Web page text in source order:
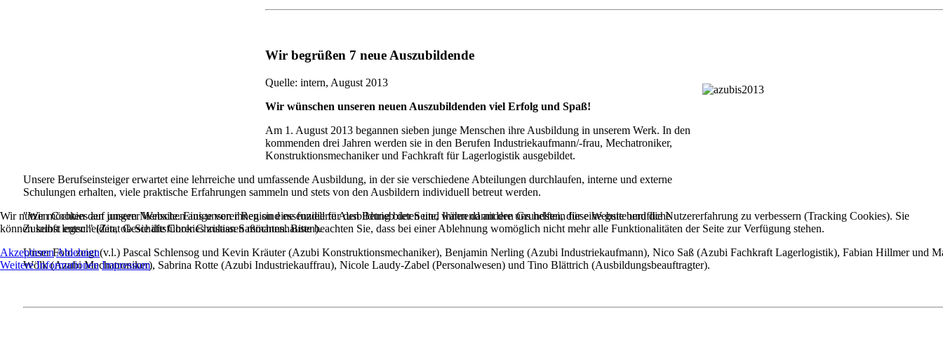
Wir begrüßen 7 neue Auszubildende
Quelle: intern, August 2013
Wir wünschen unseren neuen Auszubildenden viel Erfolg und Spaß!
Am 1. August 2013 begannen sieben junge Menschen ihre Ausbildung in unserem Werk. In den
kommenden drei Jahren werden sie in den Berufen Industriekaufmann/-frau, Mechatroniker,
Konstruktionsmechaniker und Fachkraft für Lagerlogistik ausgebildet.
Unsere Berufseinsteiger erwartet eine lehrreiche und umfassende Ausbildung, in der sie verschiedene Abteilungen durchlaufen, interne und externe
Schulungen erhalten, viele praktische Erfahrungen sammeln und stets von den Ausbildern individuell betreut werden.
"Wir möchten den jungen Menschen aus unserer Region eine fundierte Ausbildung bieten und Ihnen damit den Grundstein für eine gute berufliche
Zukunft legen." (Zitat Geschäftsführer Christian Saßmannshausen).
Unser Foto zeigt (v.l.) Pascal Schlensog und Kevin Kräuter (Azubi Konstruktionsmechaniker), Benjamin Nerling (Azubi Industriekaufmann), Nico Saß (Azubi Fachkraft Lagerlogistik), Fabian Hillmer und
Wölk (Azubi Mechatroniker), Sabrina Rotte (Azubi Industriekauffrau), Nicole Laudy-Zabel (Personalwesen) und Tino Blättrich (Ausbildungsbeauftragter).
Wir nutzen Cookies auf unserer Website. Einige von ihnen sind essenziell für den Betrieb der Seite, während andere uns helfen, diese Website und die Nutzererfahrung zu verbessern (Tracking Cookies). Sie
können selbst entscheiden, ob Sie die Cookies zulassen möchten. Bitte beachten Sie, dass bei einer Ablehnung womöglich nicht mehr alle Funktionalitäten der Seite zur Verfügung stehen.
AkzeptierenAblehnen
Weitere Informationen Impressum